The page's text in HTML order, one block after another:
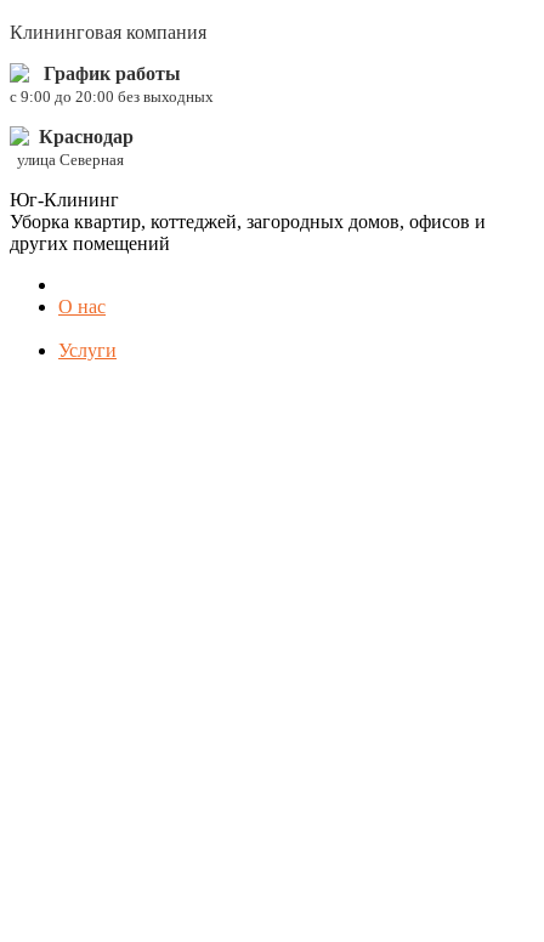
Клининговая компания
График работы
c 9:00 до 20:00 без выходных
Краснодар
улица Северная
Юг-Клининг
Уборка квартир, коттеджей, загородных домов, офисов и
других помещений
О нас
Услуги